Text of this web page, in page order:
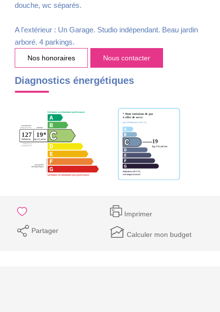
douche, wc séparés.
A l'extérieur : Un Garage. Studio indépendant. Beau jardin
arboré. 4 parkings.
Nos honoraires Nous contacter
Diagnostics énergétiques
Imprimer
Partager Calculer mon budget